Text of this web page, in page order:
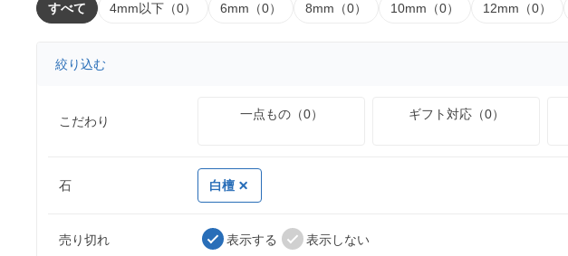
すべて 4mm以下（0） 6mm（0） 8mm（0） 10mm（0） 12mm（0）
絞り込む
こだわり 一点もの（0） ギフト対応（0）
石 白檀
売り切れ 表示する 表示しない